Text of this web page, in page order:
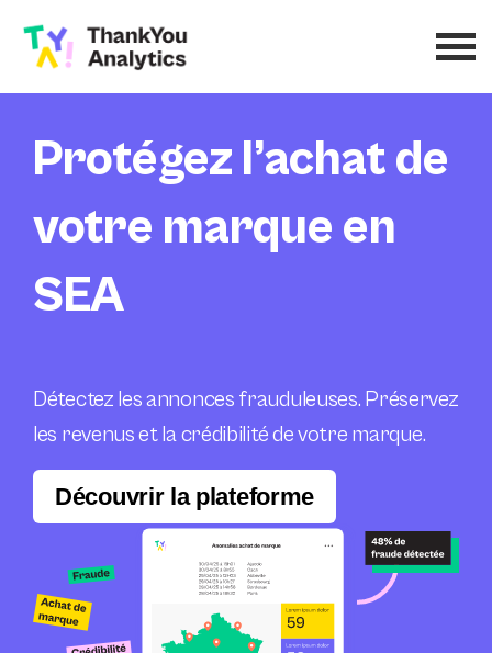
Protégez l’achat de
votre marque en
SEA
Détectez les annonces frauduleuses. Préservez
les revenus et la crédibilité de votre marque.
Découvrir la plateforme